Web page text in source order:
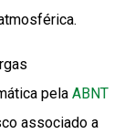
pela ABNT
associado a